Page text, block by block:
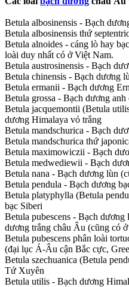
Betula albosinensis - Bạch
Betula albosinensis thứ
Betula alnoides - cáng lò hay
loài duy nhất có ở Việt Nam.
Betula austrosinensis - Bạch
Betula chinensis - Bạch dương
Betula ermanii - Bạch dương
Betula grossa - Bạch dương anh
Betula jacquemontii (Betula
dương Himalaya vỏ trắng
Betula mandschurica - Bạch
Betula mandschurica thứ
Betula maximowiczii - Bạch
Betula medwediewii - Bạch
Betula nana - Bạch dương lùn
Betula pendula - Bạch dương
Betula platyphylla (Betula
bạc Siberi
Betula pubescens - Bạch
dương trắng châu Âu (cũng có
Betula pubescens phân loài
(đại lục Á-Âu cận Bắc cực,
Betula szechuanica (Betula
Tứ Xuyên
Betula utilis - Bạch dương